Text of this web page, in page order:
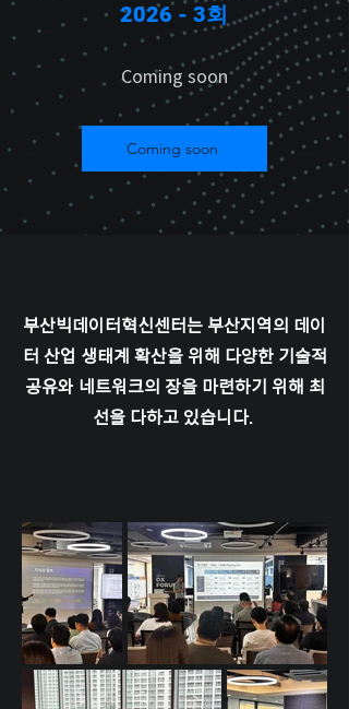
2026 - 3회
Coming soon
Coming soon
부산빅데이터혁신센터는 부산지역의 데이
터 산업 생태계 확산을 위해 다양한 기술적
공유와 네트워크의 장을 마련하기 위해 최
선을 다하고 있습니다.